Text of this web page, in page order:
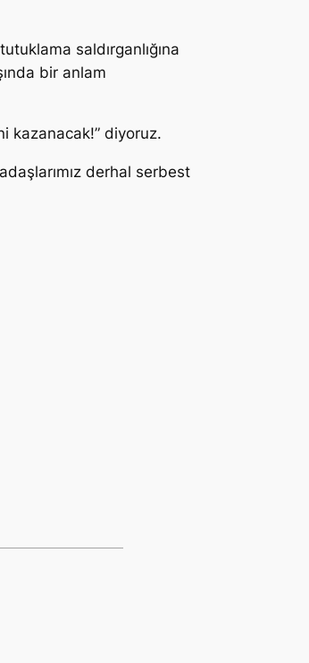
saldırganlığına
bir anlam
kazanacak!” diyoruz.
derhal serbest